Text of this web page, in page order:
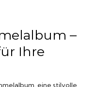
–
Ihre
eine stilvolle